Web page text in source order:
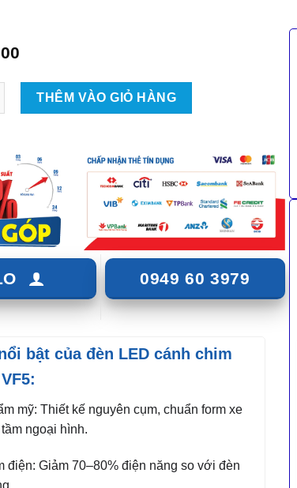
Cánh Chim Vinfast VF5 số lượng
THÊM VÀO GIỎ HÀNG
0949 60 3979
bật của đèn LED cánh chim
mỹ: Thiết kế nguyên cụm, chuẩn form xe
ngoại hình.
điện: Giảm 70–80% điện năng so với đèn